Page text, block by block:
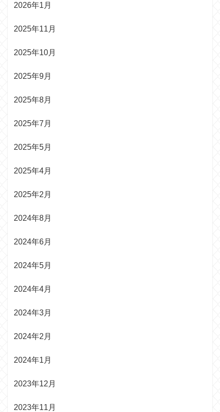
2026年1月
2025年11月
2025年10月
2025年9月
2025年8月
2025年7月
2025年5月
2025年4月
2025年2月
2024年8月
2024年6月
2024年5月
2024年4月
2024年3月
2024年2月
2024年1月
2023年12月
2023年11月